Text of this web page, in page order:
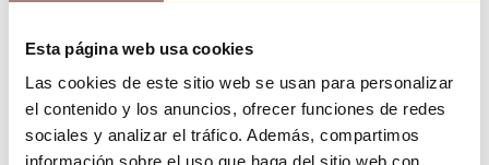
Esta página web usa cookies
Las cookies de este sitio web se usan para personalizar
el contenido y los anuncios, ofrecer funciones de redes
sociales y analizar el tráfico. Además, compartimos
información sobre el uso que haga del sitio web con
Jean-Michel Basquiat
Todos los diseñadores
Obra de la semana